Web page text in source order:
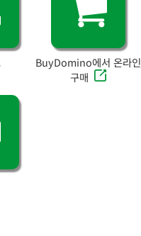
BuyDomino에서 온라인
구매